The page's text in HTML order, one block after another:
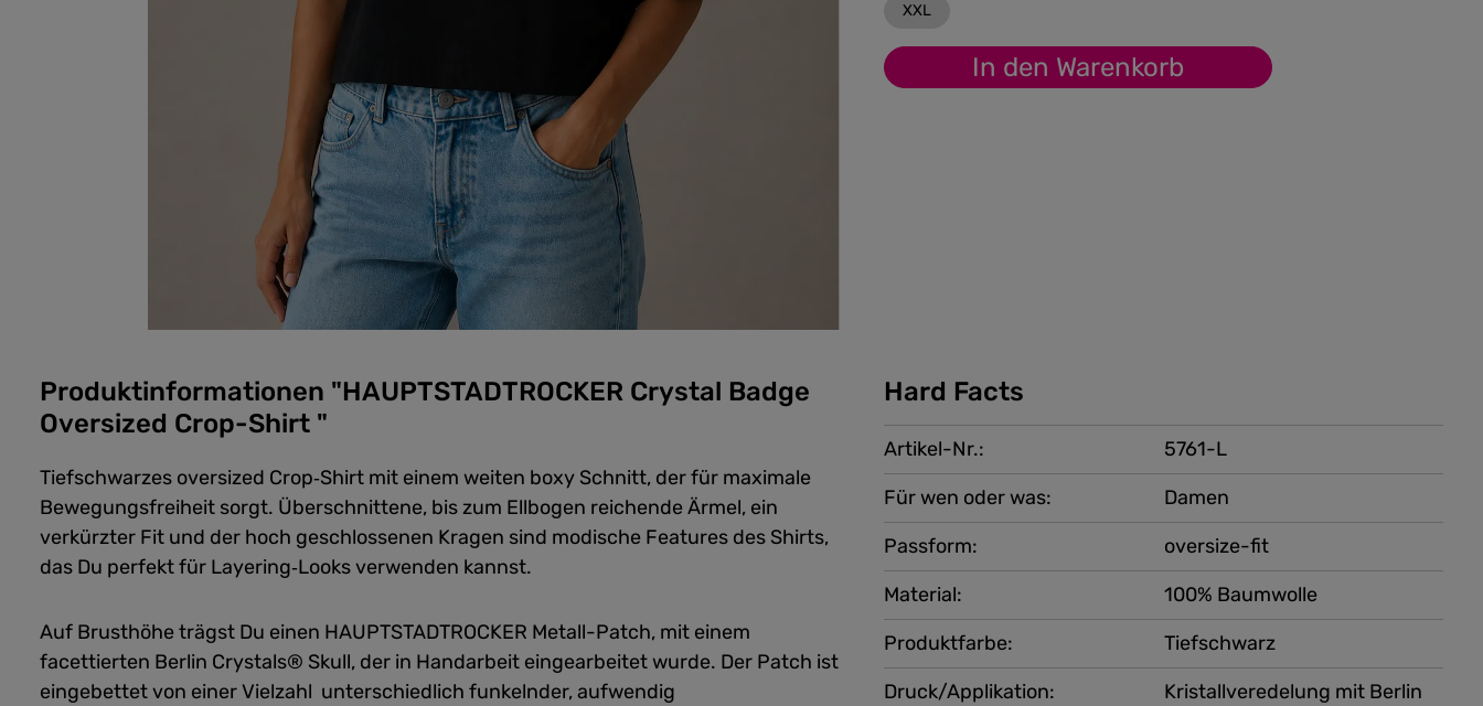
XXL
In den Warenkorb
Produktinformationen "HAUPTSTADTROCKER Crystal Badge
Oversized Crop-Shirt "
Tiefschwarzes oversized Crop‑Shirt mit einem weiten boxy Schnitt, der für maximale
Bewegungsfreiheit sorgt. Überschnittene, bis zum Ellbogen reichende Ärmel, ein
verkürzter Fit und der hoch geschlossenen Kragen sind modische Features des Shirts,
das Du perfekt für Layering‑Looks verwenden kannst.
Auf Brusthöhe trägst Du einen HAUPTSTADTROCKER Metall-Patch, mit einem
facettierten Berlin Crystals® Skull, der in Handarbeit eingearbeitet wurde. Der Patch ist
eingebettet von einer Vielzahl unterschiedlich funkelnder, aufwendig
Hard Facts
Artikel-Nr.:
5761-L
Für wen oder was:
Damen
Produktfarbe:
Tiefschwarz
Druck/Applikation:
Kristallveredelung mit Berlin
Passform:
oversize-fit
Material:
100% Baumwolle